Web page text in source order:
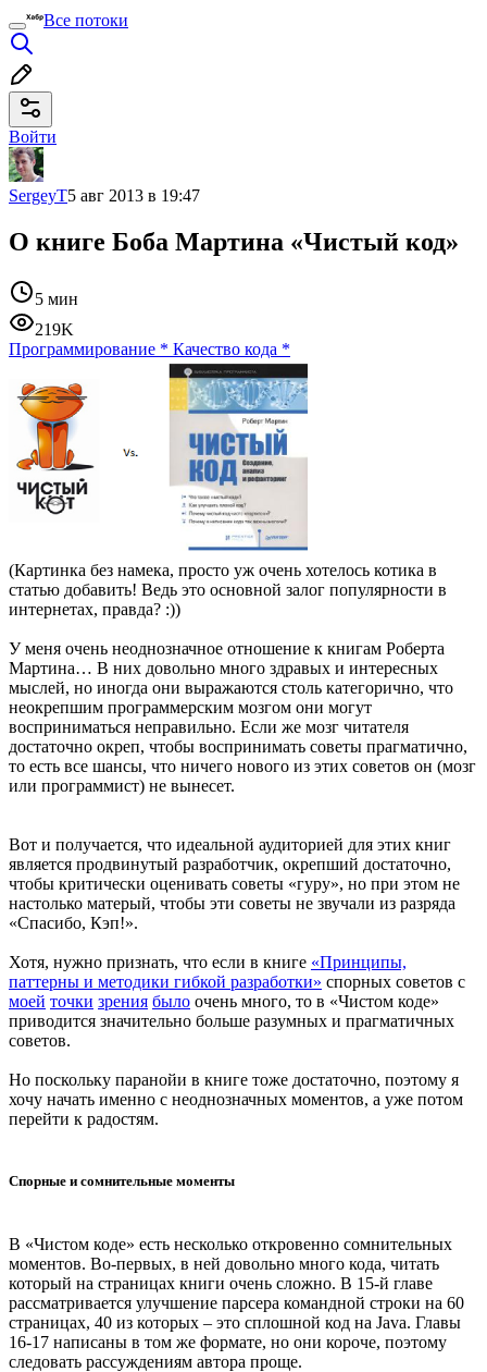
Все потоки
Войти
SergeyT5 авг 2013 в 19:47
О книге Боба Мартина «Чистый код»
5 мин
219K
Программирование * Качество кода *
(Картинка без намека, просто уж очень хотелось котика в
статью добавить! Ведь это основной залог популярности в
интернетах, правда? :))
У меня очень неоднозначное отношение к книгам Роберта
Мартина… В них довольно много здравых и интересных
мыслей, но иногда они выражаются столь категорично, что
неокрепшим программерским мозгом они могут
восприниматься неправильно. Если же мозг читателя
достаточно окреп, чтобы воспринимать советы прагматично,
то есть все шансы, что ничего нового из этих советов он (мозг
или программист) не вынесет.
Вот и получается, что идеальной аудиторией для этих книг
является продвинутый разработчик, окрепший достаточно,
чтобы критически оценивать советы «гуру», но при этом не
настолько матерый, чтобы эти советы не звучали из разряда
«Спасибо, Кэп!».
Хотя, нужно признать, что если в книге «Принципы,
паттерны и методики гибкой разработки» спорных советов с
моей точки зрения было очень много, то в «Чистом коде»
приводится значительно больше разумных и прагматичных
советов.
Но поскольку паранойи в книге тоже достаточно, поэтому я
хочу начать именно с неоднозначных моментов, а уже потом
перейти к радостям.
Спорные и сомнительные моменты
В «Чистом коде» есть несколько откровенно сомнительных
моментов. Во-первых, в ней довольно много кода, читать
который на страницах книги очень сложно. В 15-й главе
рассматривается улучшение парсера командной строки на 60
страницах, 40 из которых – это сплошной код на Java. Главы
16-17 написаны в том же формате, но они короче, поэтому
следовать рассуждениям автора проще.